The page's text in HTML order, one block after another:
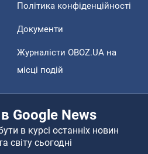
Політика конфіденційності
Документи
Журналісти OBOZ.UA на
місці подій
Google News
в курсі останніх новин
світу сьогодні